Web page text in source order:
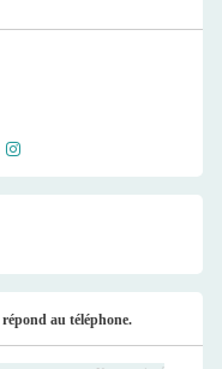
au téléphone.